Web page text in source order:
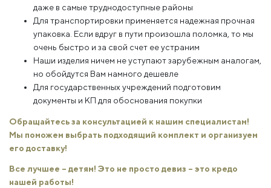
даже в самые труднодоступные районы
Для транспортировки применяется надежная прочная
упаковка. Если вдруг в пути произошла поломка, то мы
очень быстро и за свой счет ее устраним
Наши изделия ничем не уступают зарубежным аналогам,
но обойдутся Вам намного дешевле
Для государственных учреждений подготовим
документы и КП для обоснования покупки
Обращайтесь за консультацией к нашим специалистам!
Мы поможем выбрать подходящий комплект и организуем
его доставку!
Все лучшее – детям! Это не просто девиз – это кредо
нашей работы!